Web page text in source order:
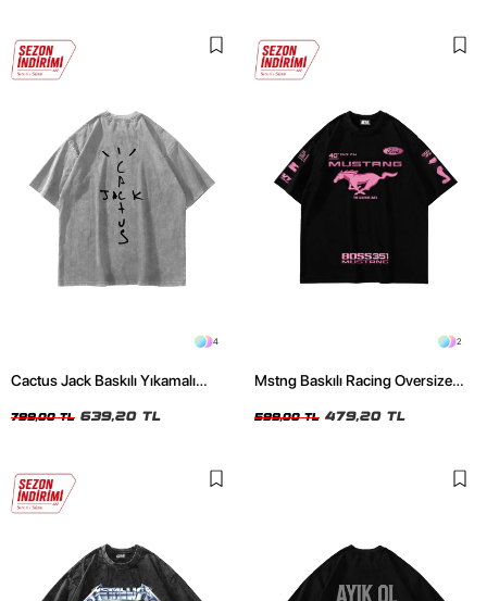
4
Cactus Jack Baskılı Yıkamalı
799,00 TL 639,20 TL
2
Mstng Baskılı Racing Oversize
599,00 TL 479,20 TL